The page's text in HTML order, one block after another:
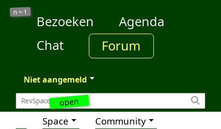
open
n = 1
Bezoeken
Agenda
Chat
Forum
Niet aangemeld
Space Community